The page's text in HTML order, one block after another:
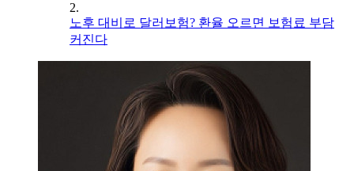
2.
노후 대비로 달러보험? 환율 오르면 보험료 부담
커진다